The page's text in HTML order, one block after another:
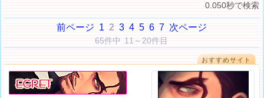
0.050秒で検索
前ページ 1 2 3 4 5 6 7 次ページ
65件中 11～20件目
おすすめサイト